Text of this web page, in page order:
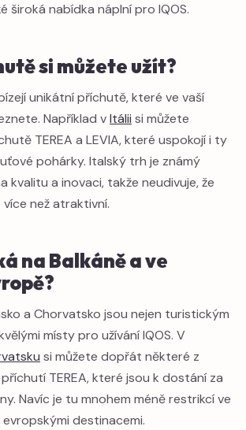
široká nabídka náplní pro IQOS.
si můžete užít?
unikátní příchutě, které ve vaší
Například vItálii si můžete
TEREA a LEVIA, které uspokojí i ty
pohárky. Italský trh je známý
kvalitu a inovaci, takže neudivuje, že
než atraktivní.
na Balkáně a ve
a Chorvatsko jsou nejen turistickým
místy pro užívání IQOS. V
si můžete dopřát některé z
TEREA, které jsou k dostání za
Navíc je tu mnohem méně restrikcí ve
destinacemi.